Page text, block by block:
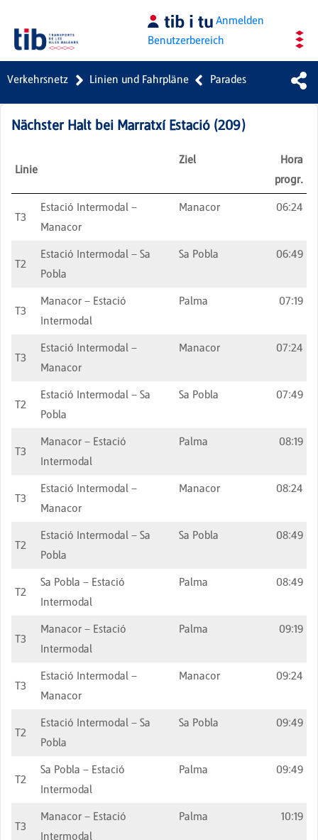
Anmelden
Benutzerbereich
Verkehrsnetz Linien und Fahrpläne Parades
Nächster Halt bei Marratxí Estació (209)
Linie
Ziel
Hora
progr.
T3
Estació Intermodal –
Manacor
Manacor 06:24
T2
Estació Intermodal – Sa
Pobla
Sa Pobla 06:49
T3
Manacor – Estació
Intermodal
Palma 07:19
T3
Estació Intermodal –
Manacor
Manacor 07:24
T2
Estació Intermodal – Sa
Pobla
Sa Pobla 07:49
T3
Manacor – Estació
Intermodal
Palma 08:19
T3
Estació Intermodal –
Manacor
Manacor 08:24
T2
Estació Intermodal – Sa
Pobla
Sa Pobla 08:49
T2
Sa Pobla – Estació
Intermodal
Palma 08:49
T3
Manacor – Estació
Intermodal
Palma 09:19
T3
Estació Intermodal –
Manacor
Manacor 09:24
T2
Estació Intermodal – Sa
Pobla
Sa Pobla 09:49
T2
Sa Pobla – Estació
Intermodal
Palma 09:49
T3
Manacor – Estació
Intermodal
Palma 10:19